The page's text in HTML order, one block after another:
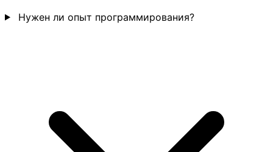
Нужен ли опыт программирования?